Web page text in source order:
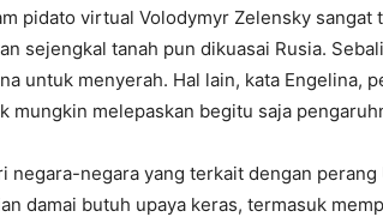
pidato virtual Volodymyr Zelensky sangat
sejengkal tanah pun dikuasai Rusia.
untuk menyerah. Hal lain, kata Engelina,
mungkin melepaskan begitu saja
negara-negara yang terkait dengan
damai butuh upaya keras, termasuk